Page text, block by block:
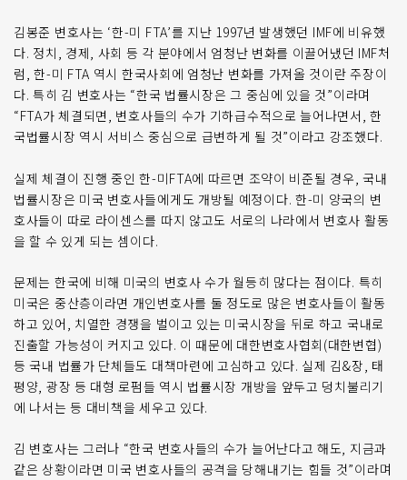
김봉준 변호사는 ‘한-미 FTA’를 지난 1997년 발생했던 IMF에 비유했
다. 정치, 경제, 사회 등 각 분야에서 엄청난 변화를 이끌어냈던 IMF처
럼, 한-미 FTA 역시 한국사회에 엄청난 변화를 가져올 것이란 주장이
다. 특히 김 변호사는 “한국 법률시장은 그 중심에 있을 것”이라며
“FTA가 체결되면, 변호사들의 수가 기하급수적으로 늘어나면서, 한
국법률시장 역시 서비스 중심으로 급변하게 될 것”이라고 강조했다.
실제 체결이 진행 중인 한-미FTA에 따르면 조약이 비준될 경우, 국내
법률시장은 미국 변호사들에게도 개방될 예정이다. 한-미 양국의 변
호사들이 따로 라이센스를 따지 않고도 서로의 나라에서 변호사 활동
을 할 수 있게 되는 셈이다.
문제는 한국에 비해 미국의 변호사 수가 월등히 많다는 점이다. 특히
미국은 중산층이라면 개인변호사를 둘 정도로 많은 변호사들이 활동
하고 있어, 치열한 경쟁을 벌이고 있는 미국시장을 뒤로 하고 국내로
진출할 가능성이 커지고 있다. 이 때문에 대한변호사협회(대한변협)
등 국내 법률가 단체들도 대책마련에 고심하고 있다. 실제 김&장, 태
평양, 광장 등 대형 로펌들 역시 법률시장 개방을 앞두고 덩치불리기
에 나서는 등 대비책을 세우고 있다.
김 변호사는 그러나 “한국 변호사들의 수가 늘어난다고 해도, 지금과
같은 상황이라면 미국 변호사들의 공격을 당해내기는 힘들 것”이라며